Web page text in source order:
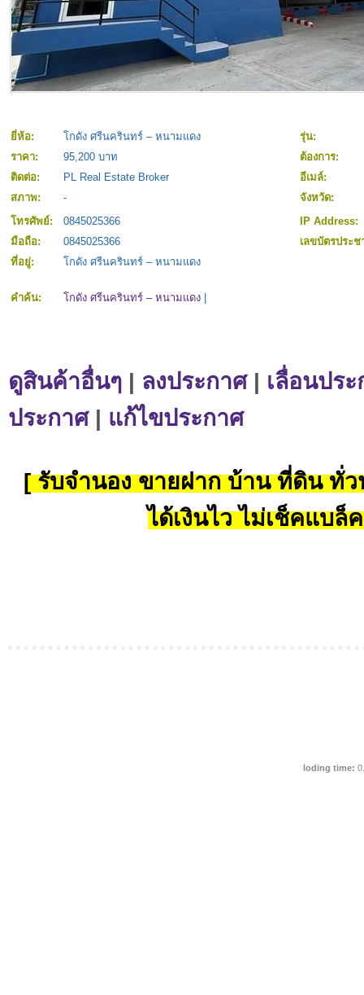
ยี่ห้อ: โกดัง ศรีนครินทร์ – หนามแดง
รุ่น:
ราคา:
95,200 บาท
ต้องการ:
ติดต่อ:
PL Real Estate Broker
อีเมล์:
สภาพ:
-
จังหวัด:
โทรศัพย์:
0845025366
IP Address:
มือถือ:
0845025366
เลขบัตรประ
ที่อยู่:
โกดัง ศรีนครินทร์ – หนามแดง
คำค้น: โกดัง ศรีนครินทร์ – หนามแดง
ดูสินค้าอื่นๆ | ลงประกาศ| เลื่อนปร
ประกาศ| แก้ไขประกาศ
[ รับจำนอง ขายฝาก บ้าน ที่ดิน ทั่ว
ได้เงินไว ไม่เช็คแบล็
loding time: